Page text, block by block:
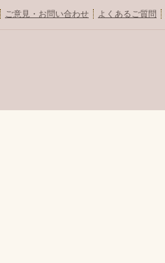
ご意見・お問い合わせ よくあるご質問